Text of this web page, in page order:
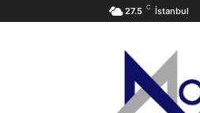
27.5 C İstanbul